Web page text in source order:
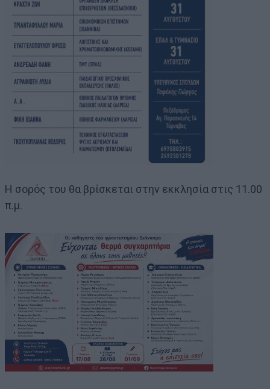
Η σορός του θα βρίσκεται στην εκκλησία στις 11.00
π.μ.